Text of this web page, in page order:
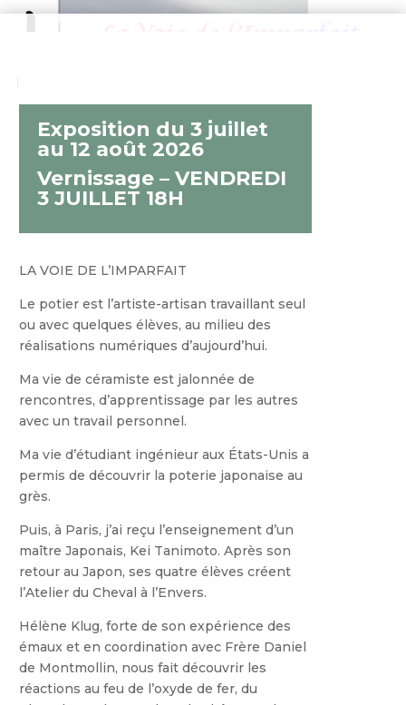
Exposition du 3 juillet
au 12 août 2026
Vernissage – VENDREDI
3 JUILLET 18H
LA VOIE DE L’IMPARFAIT
Le potier est l’artiste-artisan travaillant seul
ou avec quelques élèves, au milieu des
réalisations numériques d’aujourd’hui.
Ma vie de céramiste est jalonnée de
rencontres, d’apprentissage par les autres
avec un travail personnel.
Ma vie d’étudiant ingénieur aux États-Unis a
permis de découvrir la poterie japonaise au
grès.
Puis, à Paris, j’ai reçu l’enseignement d’un
maître Japonais, Kei Tanimoto. Après son
retour au Japon, ses quatre élèves créent
l’Atelier du Cheval à l’Envers.
Hélène Klug, forte de son expérience des
émaux et en coordination avec Frère Daniel
de Montmollin, nous fait découvrir les
réactions au feu de l’oxyde de fer, du